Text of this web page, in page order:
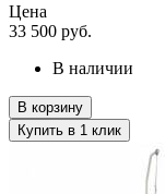
Цена
33 500 руб.
В наличии
В корзину
Купить в 1 клик